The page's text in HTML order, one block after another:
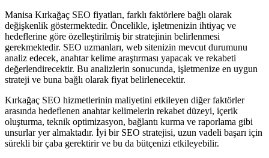
Manisa Kırkağaç SEO fiyatları, farklı faktörlere bağlı olarak
değişkenlik göstermektedir. Öncelikle, işletmenizin ihtiyaç ve
hedeflerine göre özelleştirilmiş bir stratejinin belirlenmesi
gerekmektedir. SEO uzmanları, web sitenizin mevcut durumunu
analiz edecek, anahtar kelime araştırması yapacak ve rekabeti
değerlendirecektir. Bu analizlerin sonucunda, işletmenize en uygun
strateji ve buna bağlı olarak fiyat belirlenecektir.
Kırkağaç SEO hizmetlerinin maliyetini etkileyen diğer faktörler
arasında hedeflenen anahtar kelimelerin rekabet düzeyi, içerik
oluşturma, teknik optimizasyon, bağlantı kurma ve raporlama gibi
unsurlar yer almaktadır. İyi bir SEO stratejisi, uzun vadeli başarı için
sürekli bir çaba gerektirir ve bu da bütçenizi etkileyebilir.